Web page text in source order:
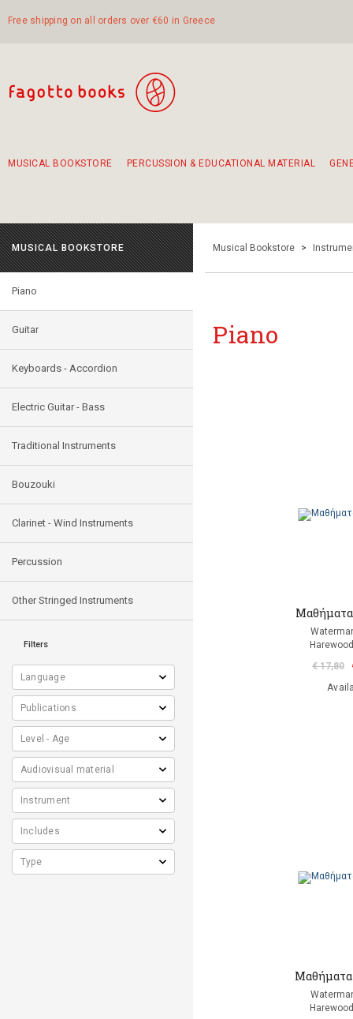
Free shipping on all orders over €60 in Greece
MUSICAL BOOKSTORE PERCUSSION & EDUCATIONAL MATERIAL
MUSICAL BOOKSTORE
Piano
Guitar
Keyboards - Accordion
Electric Guitar - Bass
Traditional Instruments
Bouzouki
Clarinet - Wind Instruments
Percussion
Other Stringed Instruments
Filters
Musical Bookstore >
Piano
Μαθήματα
€ 17,80
Μαθήματα